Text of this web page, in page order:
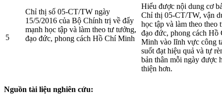
5
Chỉ thị số 05-CT/TW ngày
15/5/2016 của Bộ Chính trị về đẩy
mạnh học tập và làm theo tư tưởng,
đạo đức, phong cách Hồ Chí Minh
Hiểu được nội dung cơ
Chỉ thị 05-CT/TW, vận
học tập và làm theo theo
đạo đức, phong cách Hồ
Minh vào lĩnh vực công
suốt đạt hiệu quả và tự
bản thân mỗi ngày được
thiện hơn.
Nguồn tài liệu nghiên cứu: